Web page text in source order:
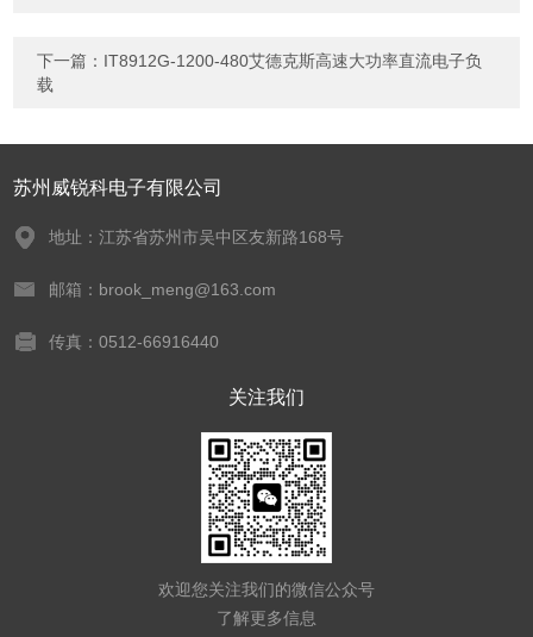
下一篇： IT8912G-1200-480艾德克斯高速大功率直流电子负
载
苏州威锐科电子有限公司
地址：江苏省苏州市吴中区友新路168号
邮箱：brook_meng@163.com
传真：0512-66916440
关注我们
欢迎您关注我们的微信公众号
了解更多信息